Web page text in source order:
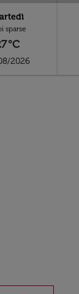
sparse
2026